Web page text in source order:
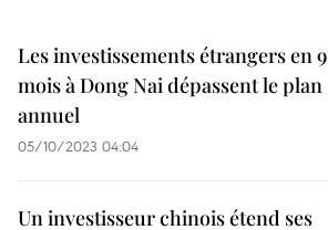
Les investissements étrangers en 9
mois à Dong Nai dépassent le plan
annuel
05/10/2023 04:04
Un investisseur chinois étend ses